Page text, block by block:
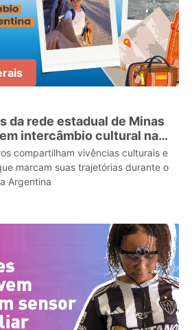
da rede estadual de Minas
intercâmbio cultural na
do Passaporte
Conhecimento
compartilham vivências culturais e
marcam suas trajetórias durante o
Argentina